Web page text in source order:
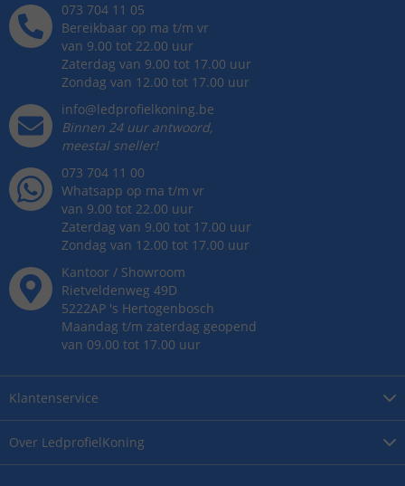
Over LedprofielKoning
Klantenservice
073 704 11 05
Bereikbaar op ma t/m vr
van 9.00 tot 22.00 uur
Zaterdag van 9.00 tot 17.00 uur
Zondag van 12.00 tot 17.00 uur
info@ledprofielkoning.be
Binnen 24 uur antwoord,
meestal sneller!
073 704 11 00
Whatsapp op ma t/m vr
van 9.00 tot 22.00 uur
Zaterdag van 9.00 tot 17.00 uur
Zondag van 12.00 tot 17.00 uur
Kantoor / Showroom
Rietveldenweg 49D
5222AP 's Hertogenbosch
Maandag t/m zaterdag geopend
van 09.00 tot 17.00 uur